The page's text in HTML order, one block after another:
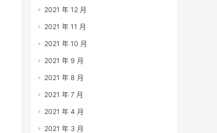
2021 年 12 月
2021 年 11 月
2021 年 10 月
2021 年 9 月
2021 年 8 月
2021 年 7 月
2021 年 4 月
2021 年 3 月